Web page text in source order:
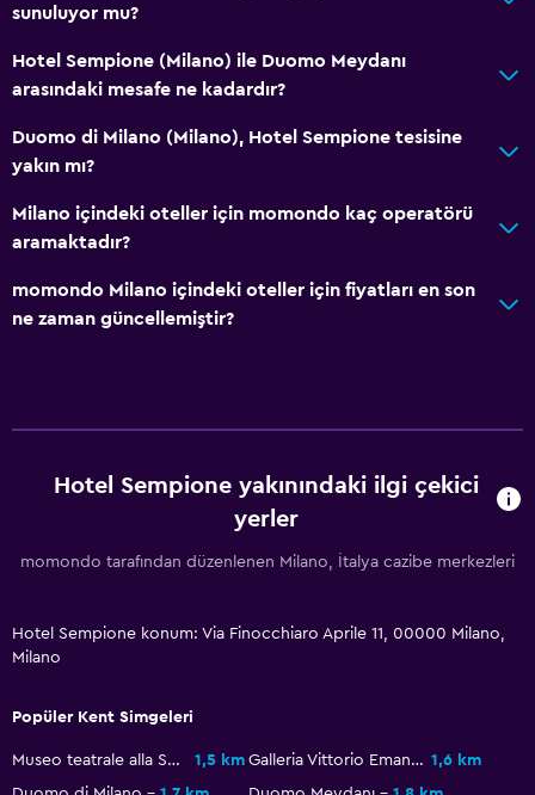
Duş
Duş bonesi
Küvet
Saç kurutma makinesi
Tuvalet
Tuvalet kağıdı
Özel banyo
Duş kabini
Aile odaları
Telefon
Depo
sunuluyor mu?
Hotel Sempione (Milano) ile Duomo Meydanı
arasındaki mesafe ne kadardır?
Duomo di Milano (Milano), Hotel Sempione tesisine
yakın mı?
Milano içindeki oteller için momondo kaç operatörü
aramaktadır?
momondo Milano içindeki oteller için fiyatları en son
ne zaman güncellemiştir?
Hotel Sempione yakınındaki ilgi çekici
yerler
momondo tarafından düzenlenen Milano, İtalya cazibe merkezleri
Hotel Sempione konum: Via Finocchiaro Aprile 11, 00000 Milano,
Milano
Popüler Kent Simgeleri
Museo teatrale alla Scala 1,5 km Galleria Vittorio Emanuele II 1,6 km